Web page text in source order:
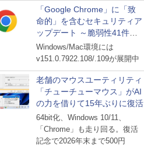
「Google Chrome」に「致
命的」を含むセキュリティア
ップデート ～脆弱性41件に
対処
Windows/Mac環境には
v151.0.7922.108/.109が展開中
老舗のマウスユーティリティ
「チューチューマウス」がAI
の力を借りて15年ぶりに復活
64bit化、Windows 10/11、
「Chrome」も走り回る。復活
記念で2026年末まで500円